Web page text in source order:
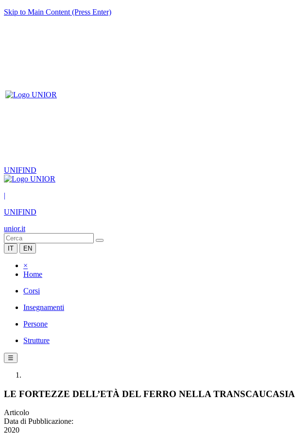
Skip to Main Content (Press Enter)
UNIFIND
|
UNIFIND
unior.it
IT EN
×
Home
Corsi
Insegnamenti
Persone
Strutture
☰
LE FORTEZZE DELL’ETÀ DEL FERRO NELLA TRANSCAUCASIA
Articolo
Data di Pubblicazione:
2020